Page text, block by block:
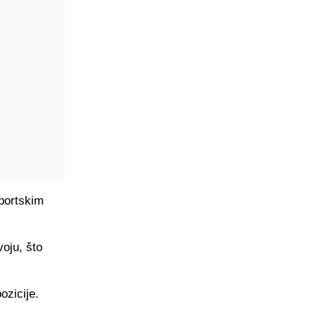
što